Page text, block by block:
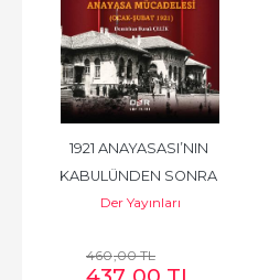
1921 ANAYASASI’NIN
KABULÜNDEN SONRA
BİRİNCİ MECLİS’TE
Der Yayınları
460,00TL